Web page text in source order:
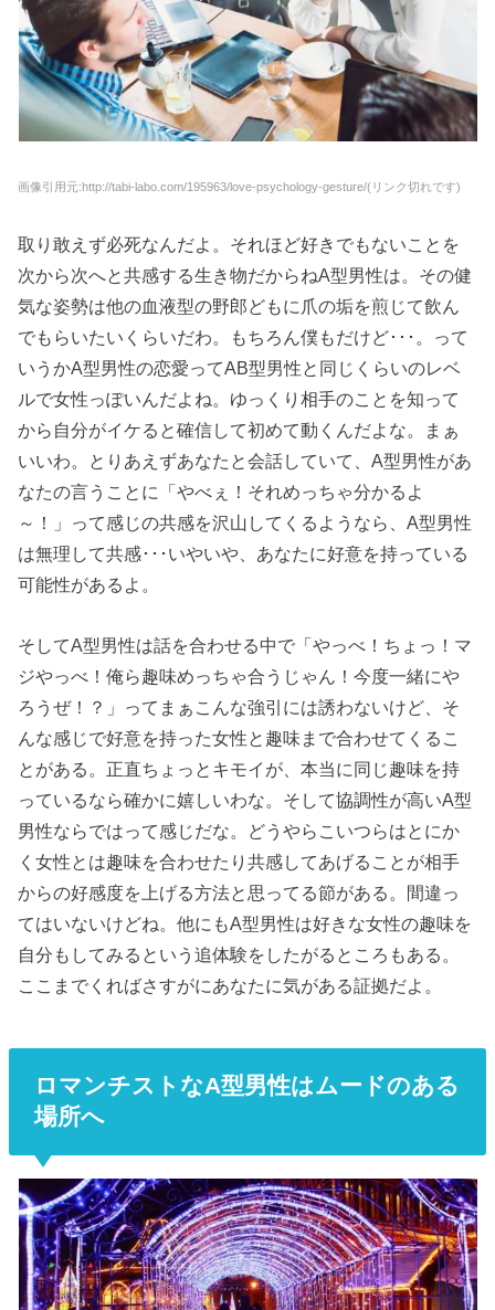
画像引用元:http://tabi-labo.com/195963/love-psychology-gesture/(リンク切れです)
取り敢えず必死なんだよ。それほど好きでもないことを
次から次へと共感する生き物だからねA型男性は。その健
気な姿勢は他の血液型の野郎どもに爪の垢を煎じて飲ん
でもらいたいくらいだわ。もちろん僕もだけど･･･。って
いうかA型男性の恋愛ってAB型男性と同じくらいのレベ
ルで女性っぽいんだよね。ゆっくり相手のことを知って
から自分がイケると確信して初めて動くんだよな。まぁ
いいわ。とりあえずあなたと会話していて、A型男性があ
なたの言うことに「やべぇ！それめっちゃ分かるよ
～！」って感じの共感を沢山してくるようなら、A型男性
は無理して共感･･･いやいや、あなたに好意を持っている
可能性があるよ。
そしてA型男性は話を合わせる中で「やっべ！ちょっ！マ
ジやっべ！俺ら趣味めっちゃ合うじゃん！今度一緒にや
ろうぜ！？」ってまぁこんな強引には誘わないけど、そ
んな感じで好意を持った女性と趣味まで合わせてくるこ
とがある。正直ちょっとキモイが、本当に同じ趣味を持
っているなら確かに嬉しいわな。そして協調性が高いA型
男性ならではって感じだな。どうやらこいつらはとにか
く女性とは趣味を合わせたり共感してあげることが相手
からの好感度を上げる方法と思ってる節がある。間違っ
てはいないけどね。他にもA型男性は好きな女性の趣味を
自分もしてみるという追体験をしたがるところもある。
ここまでくればさすがにあなたに気がある証拠だよ。
ロマンチストなA型男性はムードのある
場所へ